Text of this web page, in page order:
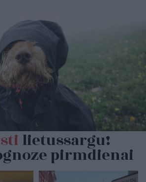
lietussargu!
pirmdienai